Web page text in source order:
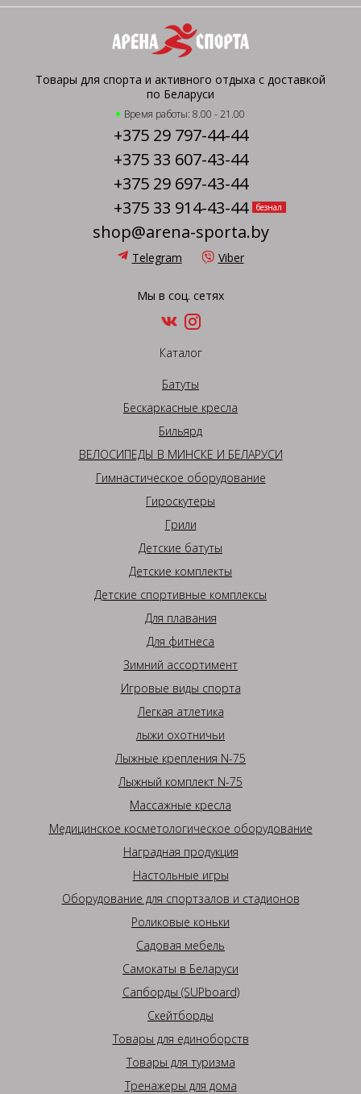
Товары для спорта и активного отдыха с доставкой
по Беларуси
Время работы: 8.00 - 21.00
+375 29 797-44-44
+375 33 607-43-44
+375 29 697-43-44
+375 33 914-43-44
безнал
shop@arena-sporta.by
Telegram Viber
Мы в соц. сетях
Каталог
Батуты
Бескаркасные кресла
Бильярд
ВЕЛОСИПЕДЫ В МИНСКЕ И БЕЛАРУСИ
Гимнастическое оборудование
Гироскутеры
Грили
Детские батуты
Детские комплекты
Детские спортивные комплексы
Для плавания
Для фитнеса
Зимний ассортимент
Игровые виды спорта
Легкая атлетика
лыжи охотничьи
Лыжные крепления N-75
Лыжный комплект N-75
Массажные кресла
Медицинское косметологическое оборудование
Наградная продукция
Настольные игры
Оборудование для спортзалов и стадионов
Роликовые коньки
Садовая мебель
Самокаты в Беларуси
Сапборды (SUPboard)
Скейтборды
Товары для единоборств
Товары для туризма
Тренажеры для дома